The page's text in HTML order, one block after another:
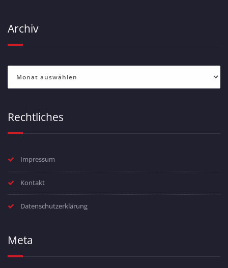
Archiv
Rechtliches
Impressum
Kontakt
Datenschutzerklärung
Meta